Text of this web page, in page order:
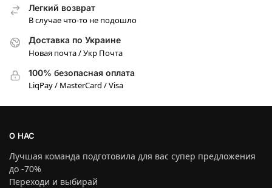
Легкий возврат
В случае что-то не подошло
Доставка по Украине
Новая почта / Укр Почта
100% безопасная оплата
LiqPay / MasterCard / Visa
О НАС
Лучшая команда подготовила для вас супер предложения
до -70%
Переходи и выбирай